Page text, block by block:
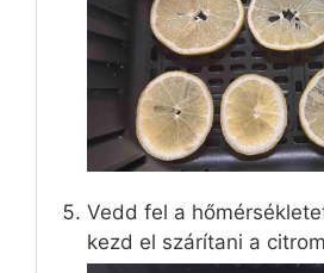
Vedd fel a
kezd el szárítani a